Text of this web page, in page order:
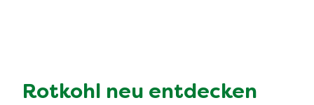
Rotkohl neu entdecken